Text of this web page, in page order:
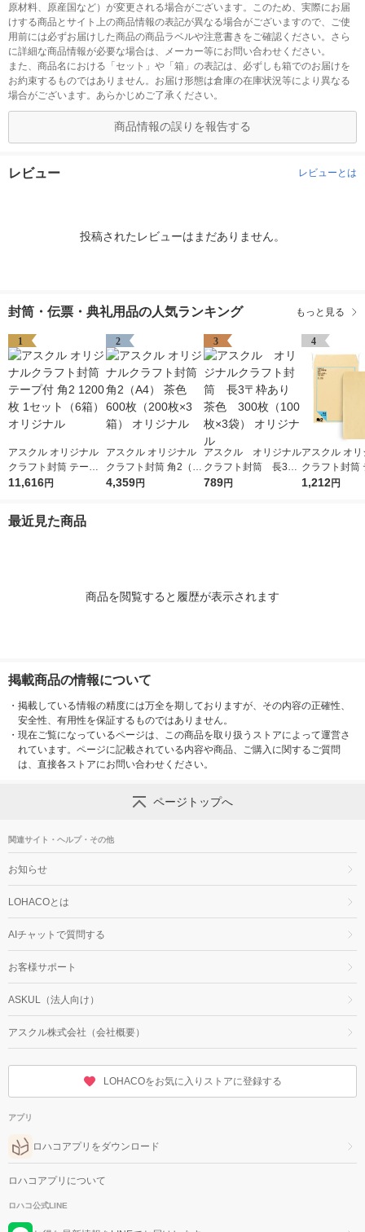
原材料、原産国など）が変更される場合がございます。このため、実際にお届
けする商品とサイト上の商品情報の表記が異なる場合がございますので、ご使
用前には必ずお届けした商品の商品ラベルや注意書きをご確認ください。さら
に詳細な商品情報が必要な場合は、メーカー等にお問い合わせください。
また、商品名における「セット」や「箱」の表記は、必ずしも箱でのお届けを
お約束するものではありません。お届け形態は倉庫の在庫状況等により異なる
場合がございます。あらかじめご了承ください。
商品情報の誤りを報告する
レビュー レビューとは
投稿されたレビューはまだありません。
封筒・伝票・典礼用品の人気ランキング もっと見る
1
アスクル オリジナル
クラフト封筒 テープ
付 角2 1200枚 1セッ
11,616円
2
アスクル オリジナル
クラフト封筒 角2（A
4） 茶色 600枚（200
4,359円
3
アスクル オリジナル
クラフト封筒 長3〒
枠あり 茶色 300枚
789円
4
アスクル オ
クラフト封筒
付 角2（A4）
1,212円
最近見た商品
商品を閲覧すると履歴が表示されます
掲載商品の情報について
・ 掲載している情報の精度には万全を期しておりますが、その内容の正確性、
安全性、有用性を保証するものではありません。
・ 現在ご覧になっているページは、この商品を取り扱うストアによって運営さ
れています。ページに記載されている内容や商品、ご購入に関するご質問
は、直接各ストアにお問い合わせください。
ページトップへ
関連サイト・ヘルプ・その他
お知らせ
LOHACOとは
AIチャットで質問する
お客様サポート
ASKUL（法人向け）
アスクル株式会社（会社概要）
LOHACOをお気に入りストアに登録する
アプリ
ロハコアプリをダウンロード
ロハコアプリについて
ロハコ公式LINE